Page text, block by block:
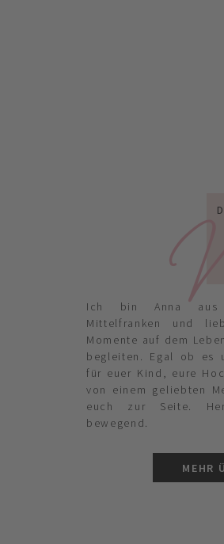
Ich bin Anna aus
Mittelfranken und
Momente auf dem
begleiten. Egal ob es
für euer Kind, eure
von einem geliebten
euch zur Seite.
bewegend.
MEHR